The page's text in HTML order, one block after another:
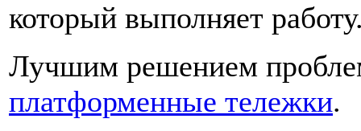
который выполняет
Лучшим решением
платформенные тележки.